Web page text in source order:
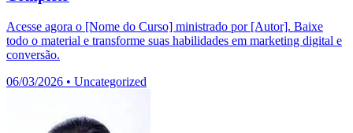
Acesse agora o [Nome do Curso] ministrado por [Autor]. Baixe
todo o material e transforme suas habilidades em marketing digital e
conversão.
06/03/2026 • Uncategorized